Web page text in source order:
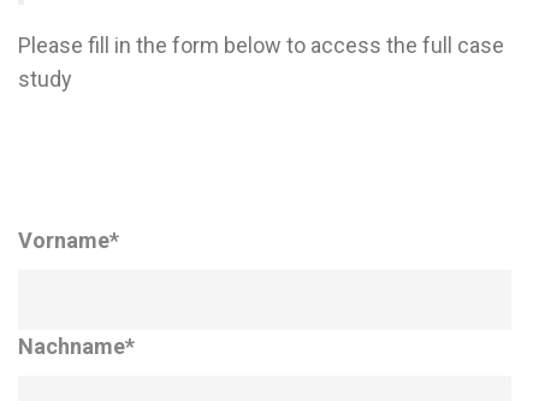
Please fill in the form below to access the full case
study
Vorname*
Nachname*